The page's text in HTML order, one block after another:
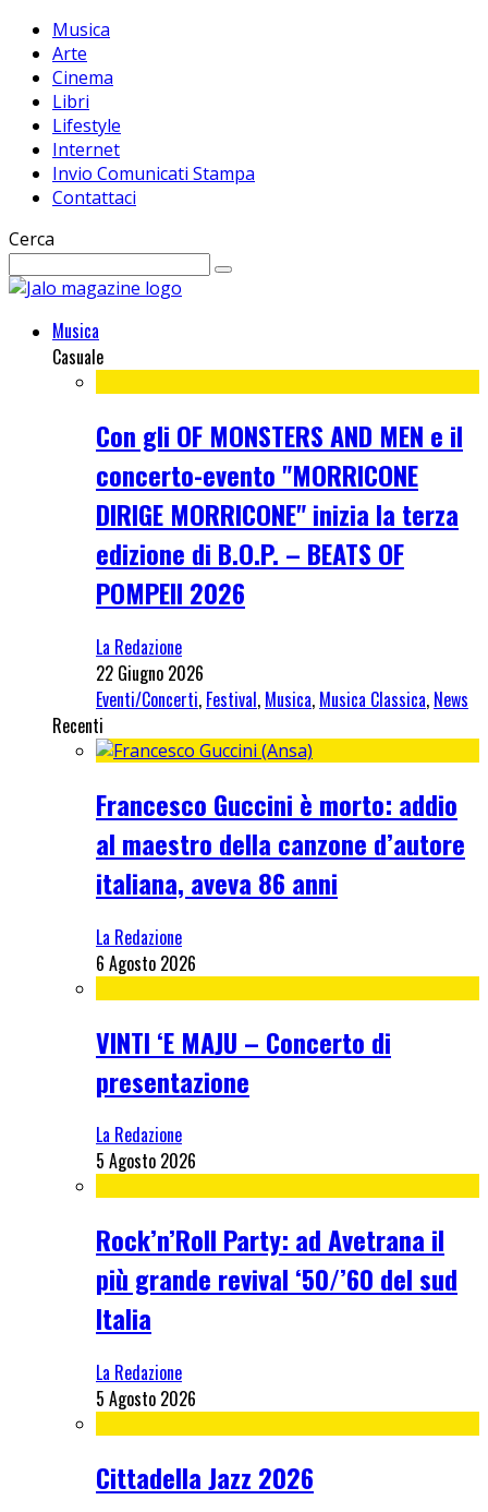
Musica
Arte
Cinema
Libri
Lifestyle
Internet
Invio Comunicati Stampa
Contattaci
Cerca
Musica
Casuale
Con gli OF MONSTERS AND MEN e il
concerto-evento "MORRICONE
DIRIGE MORRICONE" inizia la terza
edizione di B.O.P. – BEATS OF
POMPEII 2026
La Redazione
22 Giugno 2026
Eventi/Concerti, Festival, Musica, Musica Classica, News
Recenti
Francesco Guccini è morto: addio
al maestro della canzone d’autore
italiana, aveva 86 anni
La Redazione
6 Agosto 2026
VINTI ‘E MAJU – Concerto di
presentazione
La Redazione
5 Agosto 2026
Rock’n’Roll Party: ad Avetrana il
più grande revival ‘50/’60 del sud
Italia
La Redazione
5 Agosto 2026
Cittadella Jazz 2026